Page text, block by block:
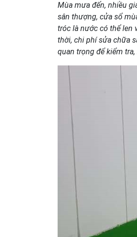
Mùa mưa đến, nhiều
sân thượng, cửa sổ
tróc là nước có thể len
thời, chi phí sửa chữa
quan trọng để kiểm